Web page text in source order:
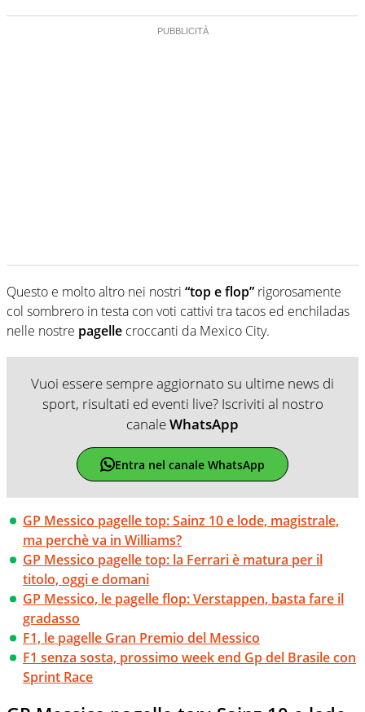
Questo e molto altro nei nostri “top e flop” rigorosamente
col sombrero in testa con voti cattivi tra tacos ed enchiladas
nelle nostre pagelle croccanti da Mexico City.
Vuoi essere sempre aggiornato su ultime news di
sport, risultati ed eventi live? Iscriviti al nostro
canaleWhatsApp
Entra nel canale WhatsApp
GP Messico pagelle top: Sainz 10 e lode, magistrale,
ma perchè va in Williams?
GP Messico pagelle top: la Ferrari è matura per il
titolo, oggi e domani
GP Messico, le pagelle flop: Verstappen, basta fare il
gradasso
F1, le pagelle Gran Premio del Messico
F1 senza sosta, prossimo week end Gp del Brasile con
Sprint Race